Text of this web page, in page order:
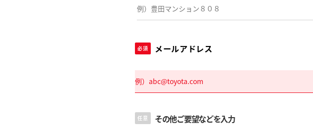
必須 メールアドレス
任意 その他ご要望などを入力